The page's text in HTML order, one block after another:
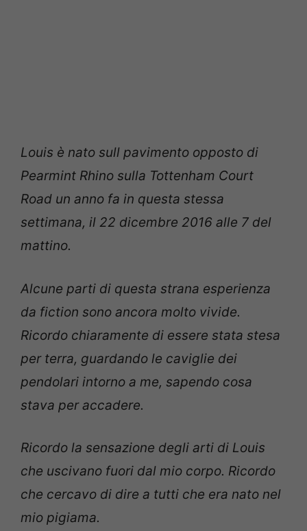
Louis è nato sull pavimento opposto di
Pearmint Rhino sulla Tottenham Court
Road un anno fa in questa stessa
settimana, il 22 dicembre 2016 alle 7 del
mattino.
Alcune parti di questa strana esperienza
da fiction sono ancora molto vivide.
Ricordo chiaramente di essere stata stesa
per terra, guardando le caviglie dei
pendolari intorno a me, sapendo cosa
stava per accadere.
Ricordo la sensazione degli arti di Louis
che uscivano fuori dal mio corpo. Ricordo
che cercavo di dire a tutti che era nato nel
mio pigiama.